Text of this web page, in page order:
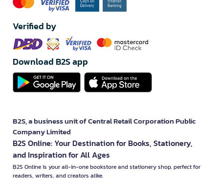
Verified by
Download B2S app
B2S, a business unit of Central Retail Corporation Public
Company Limited
B2S Online: Your Destination for Books, Stationery,
and Inspiration for All Ages
B2S Online is your all-in-one bookstore and stationery shop, perfect for
readers, writers, and creators alike.